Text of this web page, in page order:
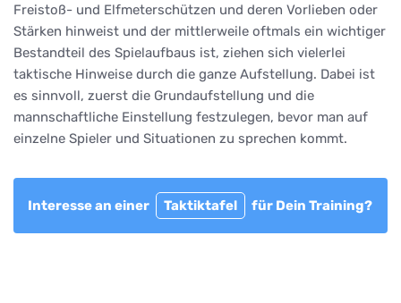
Freistoß- und Elfmeterschützen und deren Vorlieben oder
Stärken hinweist und der mittlerweile oftmals ein wichtiger
Bestandteil des Spielaufbaus ist, ziehen sich vielerlei
taktische Hinweise durch die ganze Aufstellung. Dabei ist
es sinnvoll, zuerst die Grundaufstellung und die
mannschaftliche Einstellung festzulegen, bevor man auf
einzelne Spieler und Situationen zu sprechen kommt.
Interesse an einer Taktiktafel für Dein Training?